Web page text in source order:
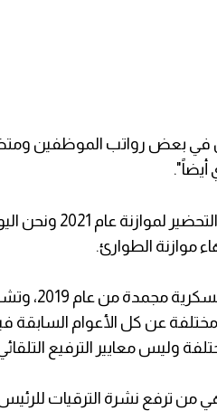
أيضاً".
وأشار مجدلاني إلى
موازنة الطوارئ.
مختلفة عن كل الأعوام السابقة
وليس معايير الترفيع
من ترفع نشرة الترقيات